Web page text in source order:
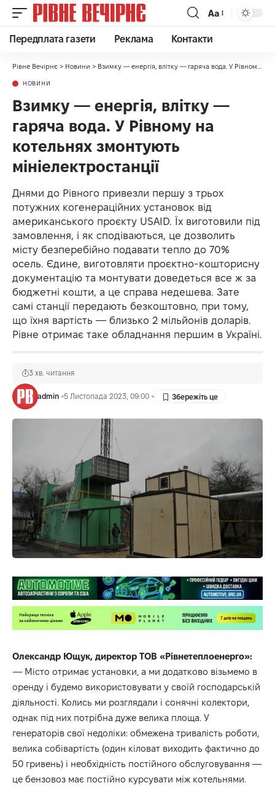
Аа
Передплата газети Реклама Контакти
Рівне Вечірнє > Новини > Взимку — енергія, влітку — гаряча вода. У Рівному на котельнях змонтують мініелектростанції
НОВИНИ
Взимку — енергія, влітку —
гаряча вода. У Рівному на
котельнях змонтують
мініелектростанції
Днями до Рівного привезли першу з трьох
потужних когенераційних установок від
американського проєкту USAID. Їх виготовили під
замовлення, і як сподіваються, це дозволить
місту безперебійно подавати тепло до 70%
осель. Єдине, виготовляти проєктно-кошторисну
документацію та монтувати доведеться все ж за
бюджетні кошти, а це справа недешева. Зате
самі станції передають безкоштовно, при тому,
що їхня вартість — близько 2 мільйонів доларів.
Рівне отримає таке обладнання першим в Україні.
admin 5 Листопада 2023, 09:00
3 хв. читання
Олександр Ющук, директор ТОВ «Рівнетеплоенерго»:
— Місто отримає установки, а ми додатково візьмемо в
оренду і будемо використовувати у своїй господарській
діяльності. Колись ми розглядали і сонячні колектори,
однак під них потрібна дуже велика площа. У
генераторів свої недоліки: обмежена тривалість роботи,
велика собівартість (один кіловат виходить фактично до
50 гривень) і необхідність постійного обслуговування —
це бензовоз має постійно курсувати між котельнями.